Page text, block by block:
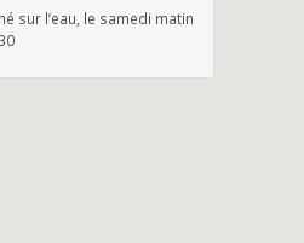
sur l’eau, le samedi matin